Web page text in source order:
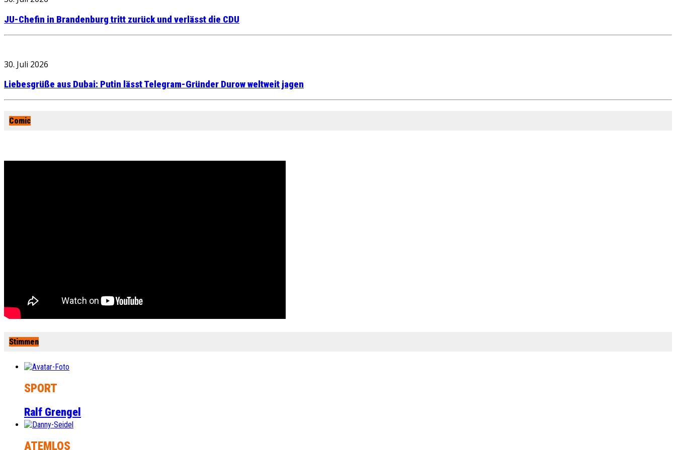
JU-Chefin in Brandenburg tritt zurück und verlässt die CDU
30. Juli 2026
Liebesgrüße aus Dubai: Putin lässt Telegram-Gründer Durow weltweit jagen
Comic
Stimmen
SPORT
Ralf Grengel
ATEMLOS